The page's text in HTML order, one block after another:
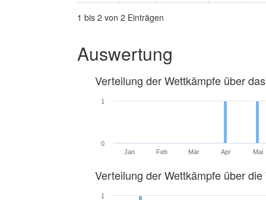
1 bis 2 von 2 Einträgen
Auswertung
Verteilung der Wettkämpfe über
Jan Feb Mär Apr Mai
0
1
Verteilung der Wettkämpfe über die
1